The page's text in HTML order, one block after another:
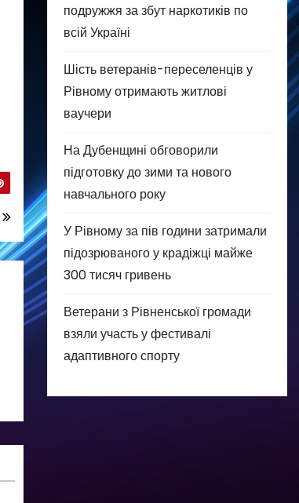
подружжя за збут наркотиків по
всій Україні
Шість ветеранів-переселенців у
Рівному отримають житлові
ваучери
На Дубенщині обговорили
підготовку до зими та нового
навчального року
У Рівному за пів години затримали
підозрюваного у крадіжці майже
300 тисяч гривень
Ветерани з Рівненської громади
взяли участь у фестивалі
адаптивного спорту